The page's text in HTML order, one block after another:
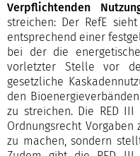
Verpflichtenden
streichen: Der RefE
entsprechend einer
bei der die
vorletzter Stelle vor
gesetzliche
den
zu streichen. Die RED
Ordnungsrecht
zu machen, sondern